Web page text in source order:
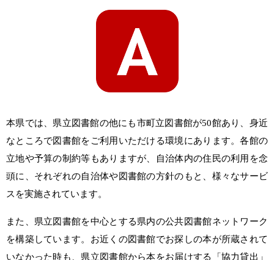
本県では、県立図書館の他にも市町立図書館が50館あり、身近
なところで図書館をご利用いただける環境にあります。各館の
立地や予算の制約等もありますが、自治体内の住民の利用を念
頭に、それぞれの自治体や図書館の方針のもと、様々なサービ
スを実施されています。
また、県立図書館を中心とする県内の公共図書館ネットワーク
を構築しています。お近くの図書館でお探しの本が所蔵されて
いなかった時も、県立図書館から本をお届けする「協力貸出」